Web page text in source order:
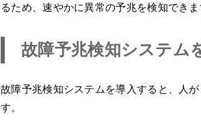
るため、速やかに異常の予兆を検知できま
故障予兆検知システム
故障予兆検知システムを導入すると、人
す。